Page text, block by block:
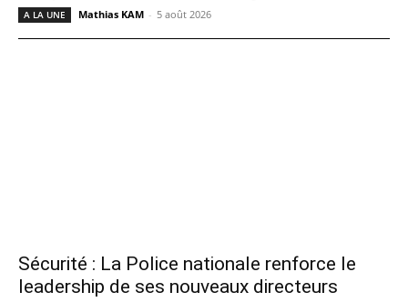
A LA UNE Mathias KAM - 5 août 2026
Sécurité : La Police nationale renforce le
leadership de ses nouveaux directeurs